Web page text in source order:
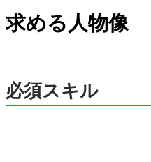
求める人物像
必須スキル